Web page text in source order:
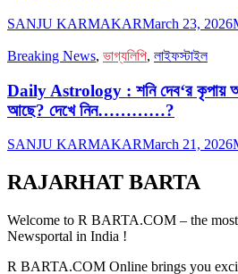
SANJU KARMAKARMarch 23, 2026
Breaking News, ভাগ্যলিপি, লাইফস্টাইল
Daily Astrology : শনি দেব‘র কৃপায়
আছে? দেখে নিন…………?
SANJU KARMAKARMarch 21, 2026
RAJARHAT BARTA
Welcome to R BARTA.COM – the
Newsportal in India !
R BARTA.COM Online brings you